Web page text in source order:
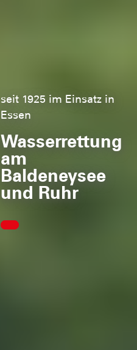
seit 1925 im Einsatz in
Essen
Wasserrettung
am
Baldeneysee
und Ruhr